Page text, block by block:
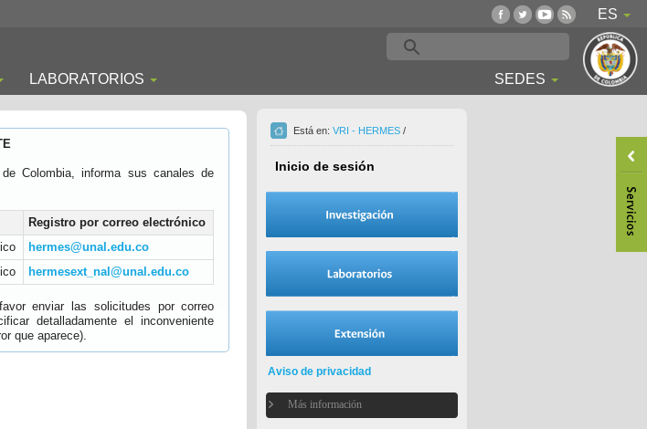
ES
LABORATORIOS SEDES
Colombia, informa sus canales de
Registro por correo electrónico
hermes@unal.edu.co
hermesext_nal@unal.edu.co
enviar las solicitudes por correo
detalladamente el inconveniente
que aparece).
Está en: VRI - HERMES /
Inicio de sesión
Aviso de privacidad
Más información